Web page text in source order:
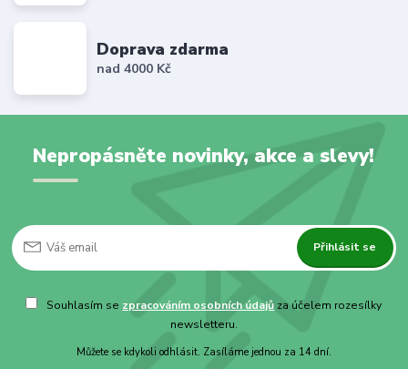
Doprava zdarma
nad 4000 Kč
Nepropásněte novinky, akce a slevy!
Přihlásit se
Souhlasím se zpracováním osobních údajů za účelem rozesílky
newsletteru.
Můžete se kdykoli odhlásit. Zasíláme jednou za 14 dní.